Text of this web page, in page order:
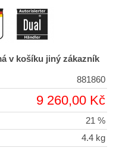
v košíku jiný zákazník
881860
9 260,00 Kč
21 %
4.4 kg